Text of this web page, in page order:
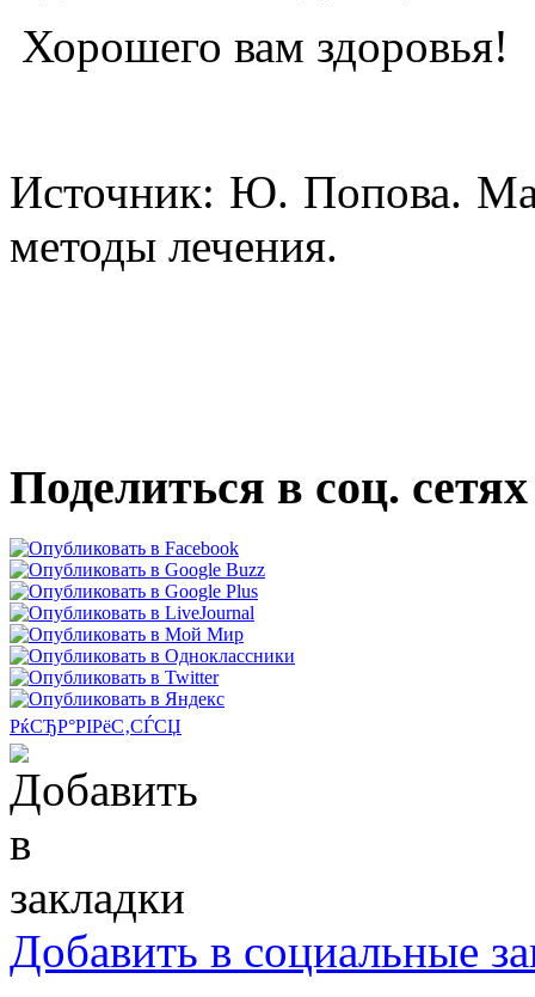
Хорошего вам здоровья!
Источник: Ю. Попова.
методы лечения.
Поделиться в соц. сетях
РќСЂР°РІРёС‚СЃСЏ
Добавить в социальные